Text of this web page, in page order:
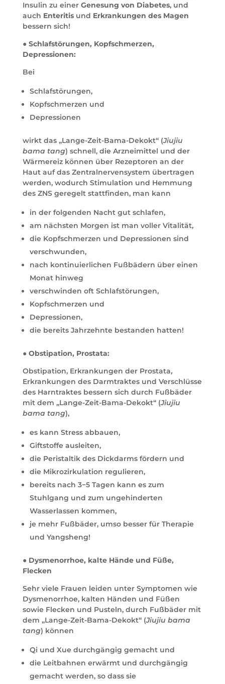
Insulin zu einer Genesung von Diabetes, und
auch Enteritisund Erkrankungen des Magen
bessern sich!
● Schlafstörungen, Kopfschmerzen,
Depressionen:
Bei
Schlafstörungen,
Kopfschmerzen und
Depressionen
wirkt das „Lange-Zeit-Bama-Dekokt“ (Jiujiu
bama tang) schnell, die Arzneimittel und der
Wärmereiz können über Rezeptoren an der
Haut auf das Zentralnervensystem übertragen
werden, wodurch Stimulation und Hemmung
des ZNS geregelt stattfinden, man kann
in der folgenden Nacht gut schlafen,
am nächsten Morgen ist man voller Vitalität,
die Kopfschmerzen und Depressionen sind
verschwunden,
nach kontinuierlichen Fußbädern über einen
Monat hinweg
verschwinden oft Schlafstörungen,
Kopfschmerzen und
Depressionen,
die bereits Jahrzehnte bestanden hatten!
● Obstipation, Prostata:
Obstipation, Erkrankungen der Prostata,
Erkrankungen des Darmtraktes und Verschlüsse
des Harntraktes bessern sich durch Fußbäder
mit dem „Lange-Zeit-Bama-Dekokt“ (Jiujiu
bama tang),
es kann Stress abbauen,
Giftstoffe ausleiten,
die Peristaltik des Dickdarms fördern und
die Mikrozirkulation regulieren,
bereits nach 3−5 Tagen kann es zum
Stuhlgang und zum ungehinderten
Wasserlassen kommen,
je mehr Fußbäder, umso besser für Therapie
und Yangsheng!
● Dysmenorrhoe, kalte Hände und Füße,
Flecken
Sehr viele Frauen leiden unter Symptomen wie
Dysmenorrhoe, kalten Händen und Füßen
sowie Flecken und Pusteln, durch Fußbäder mit
dem „Lange-Zeit-Bama-Dekokt“ (Jiujiu bama
tang) können
Qi und Xue durchgängig gemacht und
die Leitbahnen erwärmt und durchgängig
gemacht werden, so dass sie